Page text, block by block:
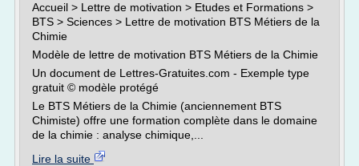
Accueil > Lettre de motivation > Etudes et Formations >
BTS > Sciences > Lettre de motivation BTS Métiers de la
Chimie
Modèle de lettre de motivation BTS Métiers de la Chimie
Un document de Lettres-Gratuites.com - Exemple type
gratuit © modèle protégé
Le BTS Métiers de la Chimie (anciennement BTS
Chimiste) offre une formation complète dans le domaine
de la chimie : analyse chimique,...
Lire la suite